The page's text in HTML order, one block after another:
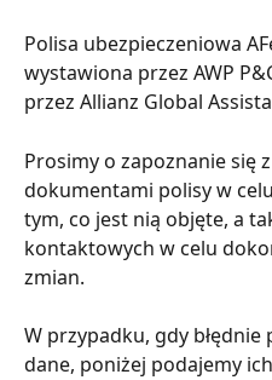
Polisa ubezpieczeniowa
wystawiona przez AWP
przez Allianz Global
Prosimy o zapoznanie się
dokumentami polisy w
tym, co jest nią objęte, a
kontaktowych w celu
zmian.
W przypadku, gdy
dane, poniżej podajemy